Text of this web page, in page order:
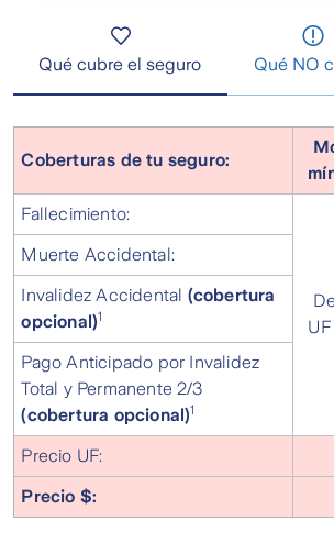
Qué cubre el seguro Qué NO
Coberturas de tu seguro:
Fallecimiento:
Muerte Accidental:
Invalidez Accidental (cobertura
opcional)1
Pago Anticipado por Invalidez
Total y Permanente 2/3
(cobertura opcional)1
Precio UF:
Precio $: